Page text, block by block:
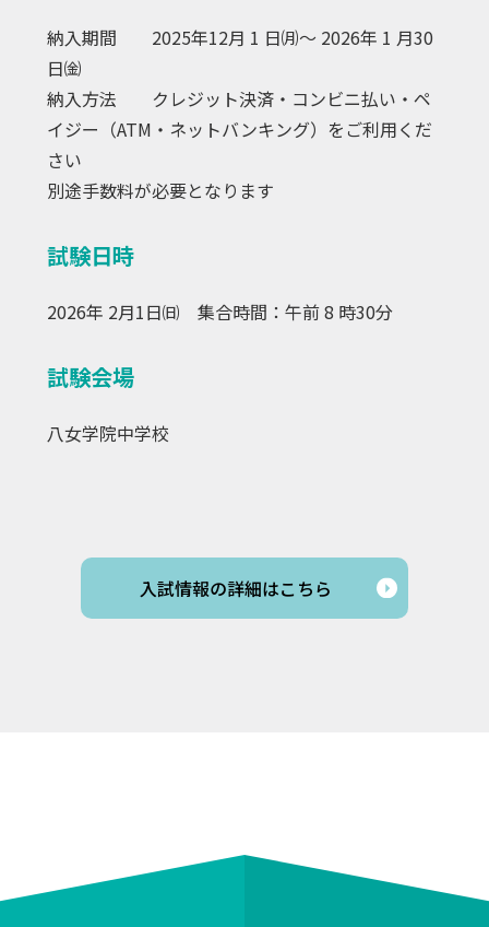
納入期間 2025年12月 1 日㈪～ 2026年 1 月30
日㈮
納入方法 クレジット決済・コンビニ払い・ペ
イジー（ATM・ネットバンキング）をご利用くだ
さい
別途手数料が必要となります
試験日時
2026年 2月1日㈰ 集合時間：午前 8 時30分
試験会場
八女学院中学校
入試情報の詳細はこちら